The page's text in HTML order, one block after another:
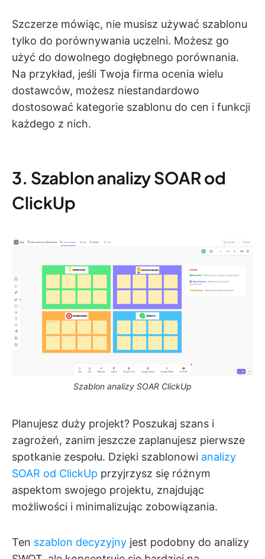
Szczerze mówiąc, nie musisz używać szablonu
tylko do porównywania uczelni. Możesz go
użyć do dowolnego dogłębnego porównania.
Na przykład, jeśli Twoja firma ocenia wielu
dostawców, możesz niestandardowo
dostosować kategorie szablonu do cen i funkcji
każdego z nich.
3. Szablon analizy SOAR od
ClickUp
Szablon analizy SOAR ClickUp
Planujesz duży projekt? Poszukaj szans i
zagrożeń, zanim jeszcze zaplanujesz pierwsze
spotkanie zespołu. Dzięki szablonowi analizy
SOAR od ClickUp przyjrzysz się różnym
aspektom swojego projektu, znajdując
możliwości i minimalizując zobowiązania.
Ten szablon decyzyjny jest podobny do analizy